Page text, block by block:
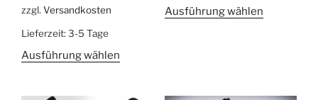
zzgl. Versandkosten
Lieferzeit: 3-5 Tage
Ausführung wählen
Ausführung wählen